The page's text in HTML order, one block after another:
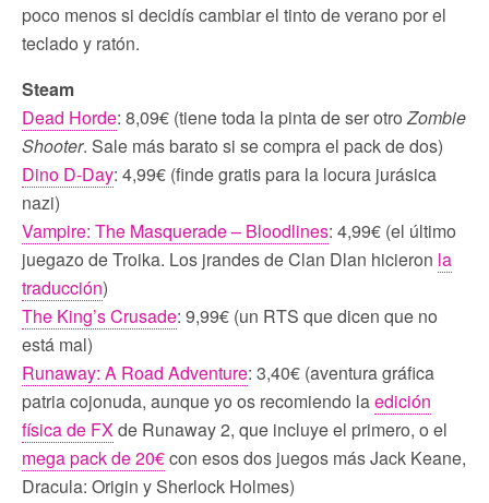
poco menos si decidís cambiar el tinto de verano por el
teclado y ratón.
Steam
Dead Horde: 8,09€ (tiene toda la pinta de ser otroZombie
Shooter. Sale más barato si se compra el pack de dos)
Dino D-Day: 4,99€ (finde gratis para la locura jurásica
nazi)
Vampire: The Masquerade – Bloodlines: 4,99€ (el último
juegazo de Troika. Los jrandes de Clan Dlan hicieron la
traducción)
The King’s Crusade: 9,99€ (un RTS que dicen que no
está mal)
Runaway: A Road Adventure: 3,40€ (aventura gráfica
patria cojonuda, aunque yo os recomiendo laedición
física de FXde Runaway 2, que incluye el primero, o el
mega pack de 20€con esos dos juegos más Jack Keane,
Dracula: Origin y Sherlock Holmes)